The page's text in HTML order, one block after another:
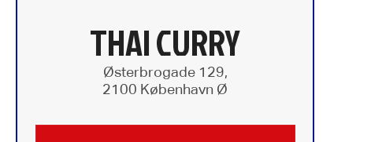
THAI CURRY
Østerbrogade 129,
2100 København Ø